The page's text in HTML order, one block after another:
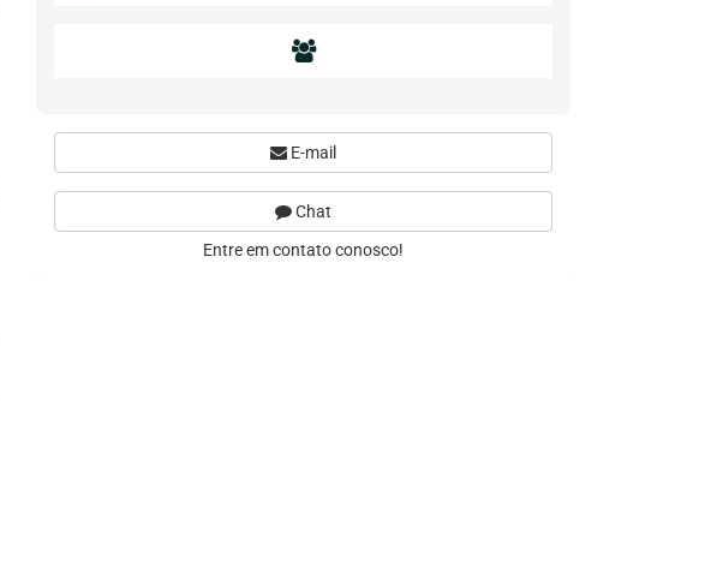
E-mail
Chat
Entre em contato conosco!